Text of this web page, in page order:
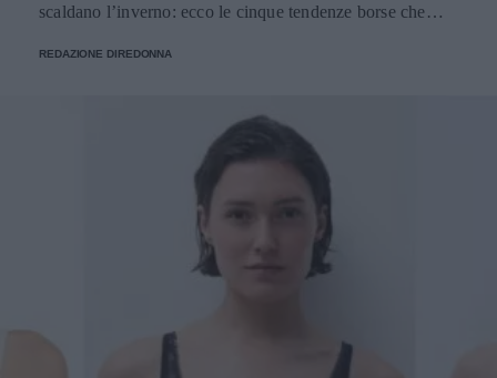
scaldano l’inverno: ecco le cinque tendenze borse che
REDAZIONE DIREDONNA